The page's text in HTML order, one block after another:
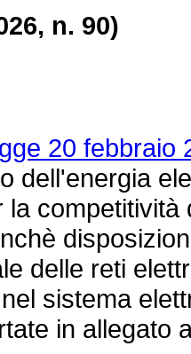
n. 90)
20 febbraio
dell'energia
la
delle reti
sistema
in allegato